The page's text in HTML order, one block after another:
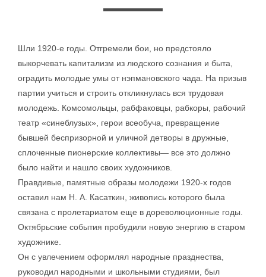
Шли 1920-е годы. Отгремели бои, но предстояло
выкорчевать капитализм из людского сознания и быта,
оградить молодые умы от нэпмановского чада. На призыв
партии учиться и строить откликнулась вся трудовая
молодежь. Комсомольцы, рабфаковцы, рабкоры, рабочий
театр «синеблузых», герои всеобуча, превращение
бывшей беспризорной и уличной детворы в дружные,
сплоченные пионерские коллективы— все это должно
было найти и нашло своих художников.
Правдивые, памятные образы молодежи 1920-х годов
оставил нам Н. А. Касаткин, живопись которого была
связана с пролетариатом еще в дореволюционные годы.
Октябрьские события пробудили новую энергию в старом
художнике.
Он с увлечением оформлял народные празднества,
руководил народными и школьными студиями, был